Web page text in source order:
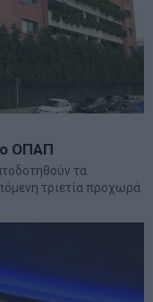
ΟΠΑΠ
τα
τριετία προχωρά